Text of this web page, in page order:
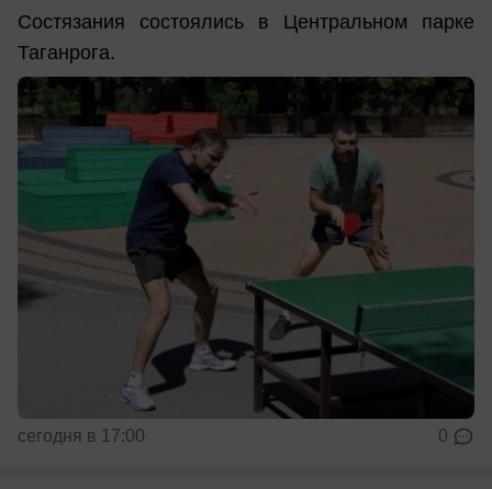
Состязания состоялись в Центральном парке
Таганрога.
сегодня в 17:00 0